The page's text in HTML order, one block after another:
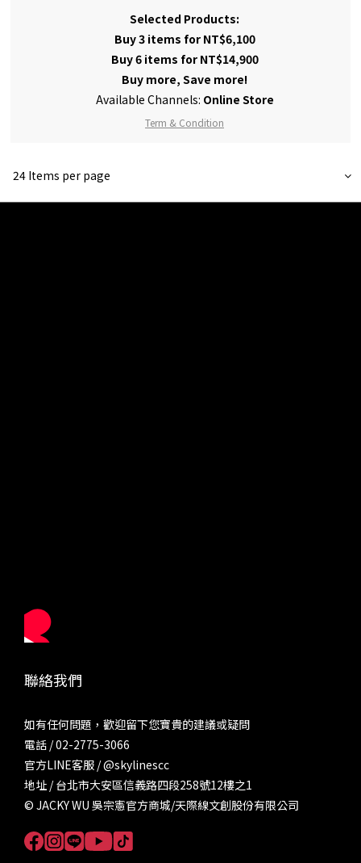
Selected Products:
Buy 3 items for NT$6,100
Buy 6 items for NT$14,900
Buy more, Save more!
Available Channels: Online Store
Term & Condition
24 Items per page
聯絡我們
如有任何問題，歡迎留下您寶貴的建議或疑問
電話 / 02-2775-3066
官方LINE客服 /@skylinescc
地址 / 台北市大安區信義路四段258號12樓之1
© JACKY WU 吳宗憲官方商城/天際線文創股份有限公司